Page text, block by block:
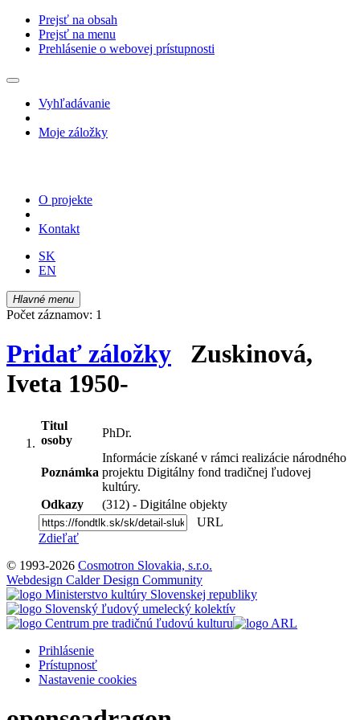
Prejsť na obsah
Prejsť na menu
Prehlásenie o webovej prístupnosti
Vyhľadávanie
Moje záložky
O projekte
Kontakt
SK
EN
Hlavné menu
Počet záznamov: 1
Pridať záložky Zuskinová,
Iveta 1950-
Titul
osoby
PhDr.
Poznámka
Informácie získané v rámci realizácie národného
projektu Digitálny fond tradičnej ľudovej
kultúry.
Odkazy
(312) - Digitálne objekty
URL
Zdieľať
© 1993-2026 Cosmotron Slovakia, s.r.o.
Webdesign Calder Design Community
Prihlásenie
Prístupnosť
Nastavenie cookies